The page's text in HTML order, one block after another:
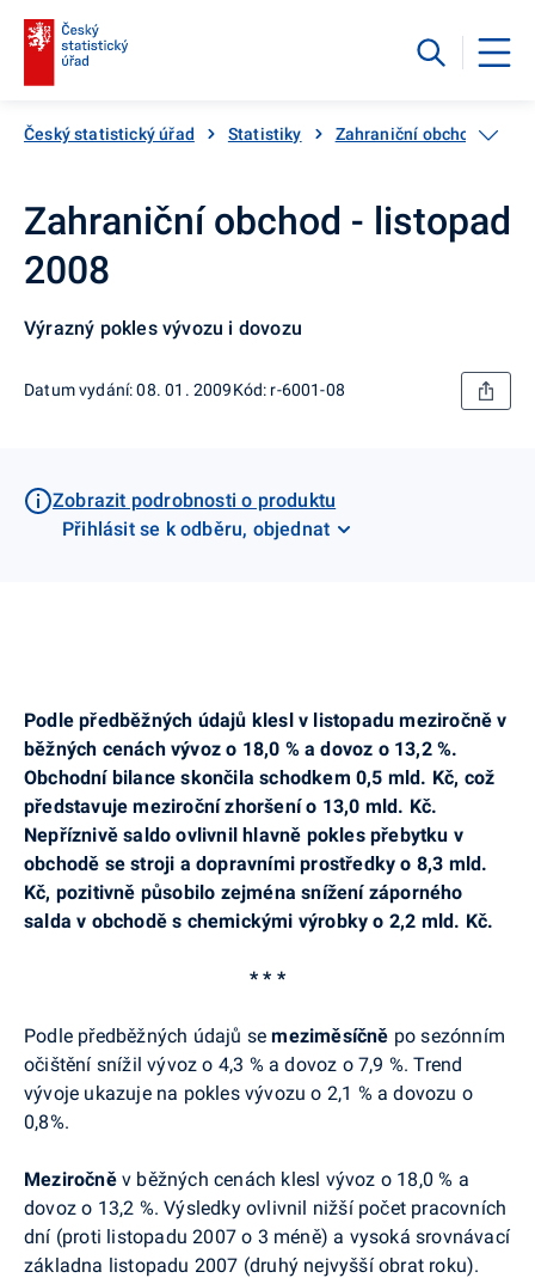
Český statistický úřad Statistiky Zahraniční obchod
Zahraniční obchod - listopad
2008
Výrazný pokles vývozu i dovozu
Datum vydání: 08. 01. 2009Kód: r-6001-08
Zobrazit podrobnosti o produktu
Přihlásit se k odběru, objednat
Podle předběžných údajů klesl v listopadu meziročně v
běžných cenách vývoz o 18,0 % a dovoz o 13,2 %.
Obchodní bilance skončila schodkem 0,5 mld. Kč, což
představuje meziroční zhoršení o 13,0 mld. Kč.
Nepříznivě saldo ovlivnil hlavně pokles přebytku v
obchodě se stroji a dopravními prostředky o 8,3 mld.
Kč, pozitivně působilo zejména snížení záporného
salda v obchodě s chemickými výrobky o 2,2 mld. Kč.
* * *
Podle předběžných údajů semeziměsíčně po sezónním
očištění snížil vývoz o 4,3 % a dovoz o 7,9 %. Trend
vývoje ukazuje na pokles vývozu o 2,1 % a dovozu o
0,8%.
Meziročněv běžných cenách klesl vývoz o 18,0 % a
dovoz o 13,2 %. Výsledky ovlivnil nižší počet pracovních
dní (proti listopadu 2007 o 3 méně) a vysoká srovnávací
základna listopadu 2007 (druhý nejvyšší obrat roku).